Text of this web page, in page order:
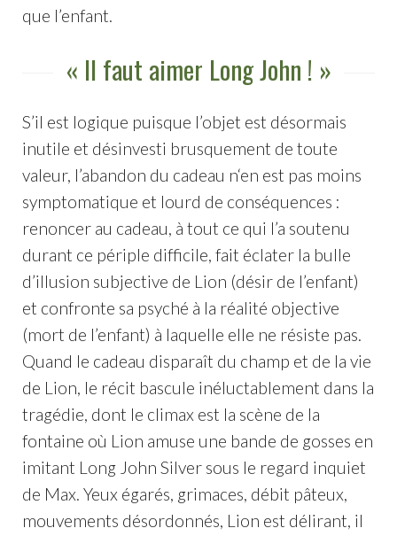
que l’enfant.
« Il faut aimer Long John ! »
S’il est logique puisque l’objet est désormais
inutile et désinvesti brusquement de toute
valeur, l’abandon du cadeau n‘en est pas moins
symptomatique et lourd de conséquences :
renoncer au cadeau, à tout ce qui l’a soutenu
durant ce périple difficile, fait éclater la bulle
d’illusion subjective de Lion (désir de l’enfant)
et confronte sa psyché à la réalité objective
(mort de l’enfant) à laquelle elle ne résiste pas.
Quand le cadeau disparaît du champ et de la vie
de Lion, le récit bascule inéluctablement dans la
tragédie, dont le climax est la scène de la
fontaine où Lion amuse une bande de gosses en
imitant Long John Silver sous le regard inquiet
de Max. Yeux égarés, grimaces, débit pâteux,
mouvements désordonnés, Lion est délirant, il